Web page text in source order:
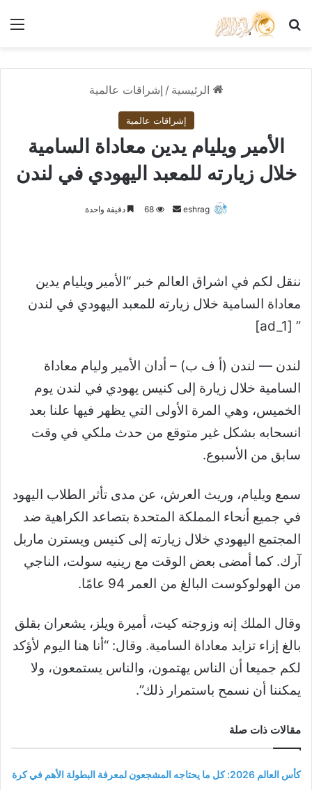
بحث عن
الرئيسية / إشراقات عالمية
إشراقات عالمية
الأمير ويليام يدين معاداة السامية
خلال زيارته للمعبد اليهودي في لندن
eshrag
أرسل68 دقيقة واحدة
ننقل لكم في اشراق العالم خبر “الأمير ويليام يدين
معاداة السامية خلال زيارته للمعبد اليهودي في لندن
” [ad_1]
لندن — لندن (أ ف ب) – أدان الأمير وليام معاداة
السامية خلال زيارة إلى كنيس يهودي في لندن يوم
الخميس، وهي المرة الأولى التي يظهر فيها علنا ​​بعد
انسحابه بشكل غير متوقع من حدث ملكي في وقت
سابق من الأسبوع.
سمع ويليام، وريث العرش، عن مدى تأثر الطلاب اليهود
في جميع أنحاء المملكة المتحدة بتصاعد الكراهية ضد
المجتمع اليهودي خلال زيارته إلى كنيس ويسترن ماربل
آرك. كما أمضى بعض الوقت مع رينيه سولت، الناجي
من الهولوكوست البالغ من العمر 94 عامًا.
وقال الملك إنه وزوجته كيت، أميرة ويلز، يشعران بقلق
بالغ إزاء تزايد معاداة السامية. وقال: “أنا هنا اليوم لأؤكد
لكم جميعا أن الناس يهتمون، والناس يستمعون، ولا
يمكننا أن نسمح باستمرار ذلك”.
مقالات ذات صلة
كأس العالم 2026: كل ما يحتاجه المشجعون لمعرفة البطولة الأهم في كرة